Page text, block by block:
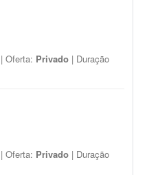
| Oferta: Privado | Duração
| Oferta: Privado | Duração